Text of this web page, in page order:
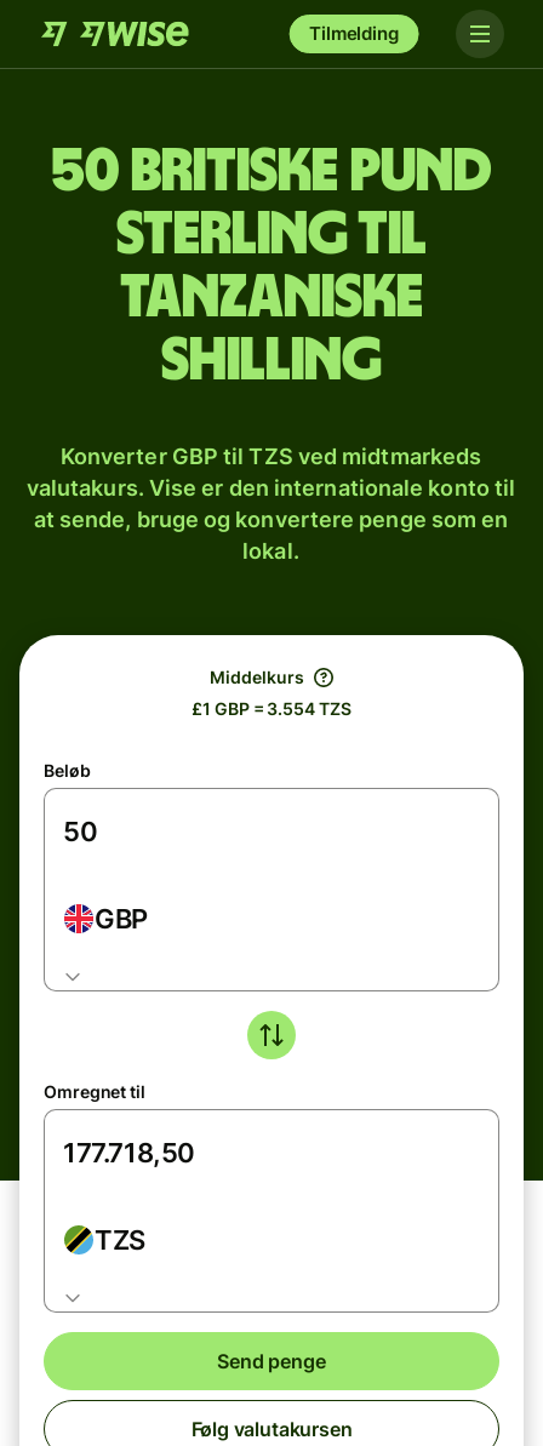
Tilmelding
50 britiske pund
sterling til
tanzaniske
shilling
Konverter GBP til TZS ved midtmarkeds
valutakurs. Vise er den internationale konto til
at sende, bruge og konvertere penge som en
lokal.
Middelkurs
£1 GBP = 3.554 TZS
Beløb
GBP
Omregnet til
TZS
Send penge
Følg valutakursen